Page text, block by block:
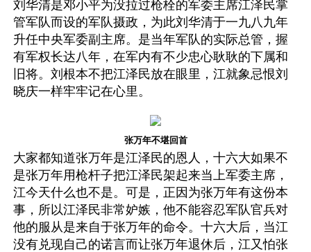
刘华清是邓小平为没拉过枪栓的军委主席江泽民掌
管军队而设的军队摄政，为此刘华清于一九八九年
升任中央军委副主席。是当年军队的实际总管，握
有军权长达八年，在军内有不少忠心耿耿的下属和
旧将。刘根本不把江泽民放在眼里，江就象忌恨刘
晓庆一样牢牢记在心里。
张万年不堪回首
大家都知道张万年是江泽民的恩人，十六大如果不
是张万年用枪杆子把江泽民架起来当上军委主席，
江今天什么也不是。可是，正因为张万年有这份本
事，所以江泽民非常妒嫉，他不能容忍军队官兵对
他的服从是来自于张万年的命令。十六大后，当江
没有兑现自己的诺言而让张万年退休后，江又怕张